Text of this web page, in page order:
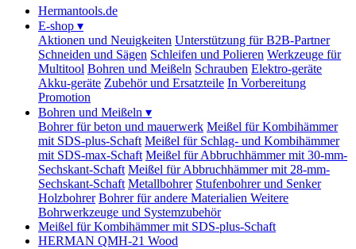
Hermantools.de
E-shop ▾
Aktionen und Neuigkeiten Unterstützung für B2B-Partner
Schneiden und Sägen Schleifen und Polieren Werkzeuge für
Multitool Bohren und Meißeln Schrauben Elektro-geräte
Akku-geräte Zubehör und Ersatzteile In Vorbereitung
Promotion
Bohren und Meißeln ▾
Bohrer für beton und mauerwerk Meißel für Kombihämmer
mit SDS-plus-Schaft Meißel für Schlag- und Kombihämmer
mit SDS-max-Schaft Meißel für Abbruchhämmer mit 30-mm-
Sechskant-Schaft Meißel für Abbruchhämmer mit 28-mm-
Sechskant-Schaft Metallbohrer Stufenbohrer und Senker
Holzbohrer Bohrer für andere Materialien Weitere
Bohrwerkzeuge und Systemzubehör
Meißel für Kombihämmer mit SDS-plus-Schaft
HERMAN QMH-21 Wood